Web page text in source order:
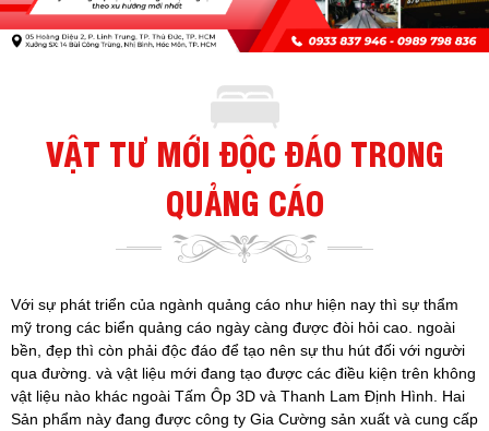
VẬT TƯ MỚI ĐỘC ĐÁO TRONG
QUẢNG CÁO
Với sự phát triển của ngành quảng cáo như hiện nay thì sự thẩm
mỹ trong các biển quảng cáo ngày càng được đòi hỏi cao. ngoài
bền, đẹp thì còn phải độc đáo để tạo nên sự thu hút đối với người
qua đường. và vật liệu mới đang tạo được các điều kiện trên không
vật liệu nào khác ngoài Tấm Ôp 3D và Thanh Lam Định Hình. Hai
Sản phẩm này đang được công ty Gia Cường sản xuất và cung cấp